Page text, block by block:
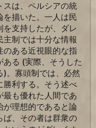
スは、ペルシアの統
描いた。一人は民
支持したが、ダレ
制では十分な情報
のある近視眼的な指
る (実際、そうした
)。寡頭制では、必然
勝利する。そう述べ
最も優れた人間であ
が理想的であると論
ば、その者は群衆の